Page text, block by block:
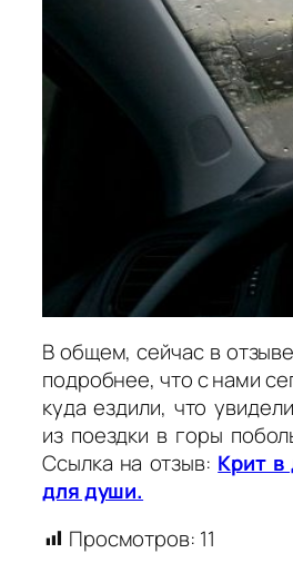
В общем, сейчас в
подробнее, что с нами
куда ездили, что
из поездки в горы
Ссылка на отзыв: Крит
для души.
Просмотров: 11